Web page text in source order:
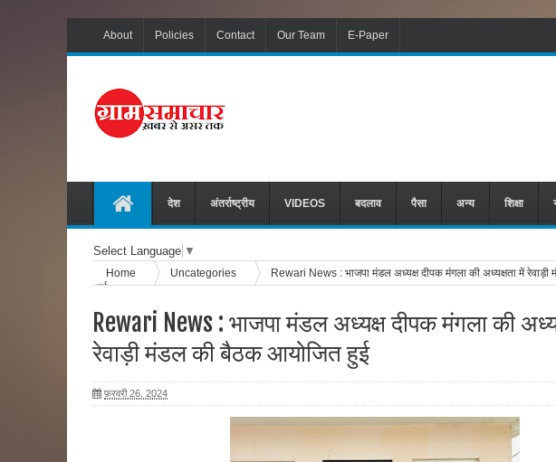
About Policies Contact Our Team E-Paper
देश अंतर्राष्ट्रीय VIDEOS बदलाव पैसा अन्य शिक्षा
Select Language ▼
Home Uncategories
Rewari News : भाजपा मंडल अध्यक्ष दीपक मंगला की अध्यक्षता में
हुई
Rewari News : भाजपा मंडल अध्यक्ष दीपक मंगला की
रेवाड़ी मंडल की बैठक आयोजित हुई
फ़रवरी 26, 2024